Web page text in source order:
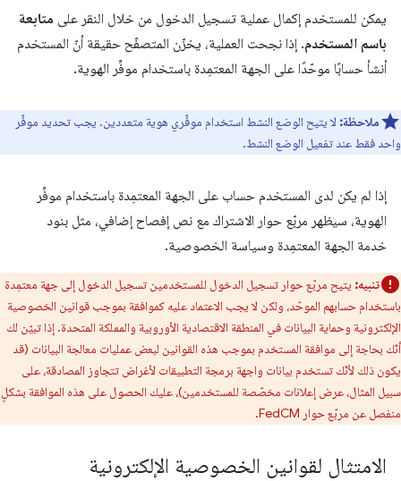
يمكن للمستخدم إكمال عملية تسجيل الدخول من خلال النقر على متابعة
باسم المستخدم. إذا نجحت العملية، يخزّن المتصفّح حقيقة أنّ المستخدم
أنشأ حسابًا موحّدًا على الجهة المعتمِدة باستخدام موفِّر الهوية.
ملاحظة: لا يتيح الوضع النشط استخدام موفِّري هوية متعددين. يجب تحديد موفِّر
واحد فقط عند تفعيل الوضع النشط.
إذا لم يكن لدى المستخدم حساب على الجهة المعتمِدة باستخدام موفِّر
الهوية، سيظهر مربّع حوار الاشتراك مع نص إفصاح إضافي، مثل بنود
خدمة الجهة المعتمِدة وسياسة الخصوصية.
تنبيه: يتيح مربّع حوار تسجيل الدخول للمستخدمين تسجيل الدخول إلى جهة معتمِدة
باستخدام حسابهم الموحّد، ولكن لا يجب الاعتماد عليه كموافقة بموجب قوانين الخصوصية
الإلكترونية وحماية البيانات في المنطقة الاقتصادية الأوروبية والمملكة المتحدة. إذا تبيّن لك
أنّك بحاجة إلى موافقة المستخدم بموجب هذه القوانين لبعض عمليات معالجة البيانات (قد
يكون ذلك لأنّك تستخدم بيانات واجهة برمجة التطبيقات لأغراض تتجاوز المصادقة، على
سبيل المثال، عرض إعلانات مخصّصة للمستخدمين)، عليك الحصول على هذه الموافقة بشكلٍ
منفصل عن مربّع حوار FedCM.
الامتثال لقوانين الخصوصية الإلكترونية